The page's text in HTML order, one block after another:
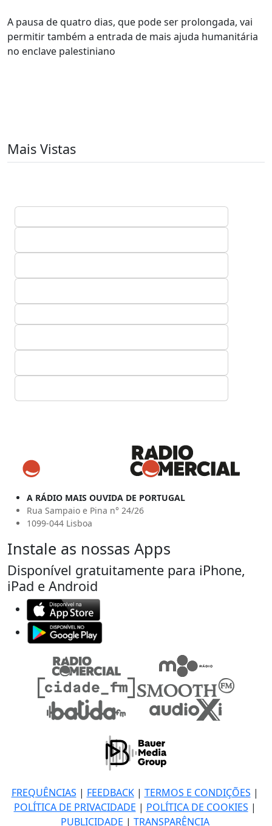
A pausa de quatro dias, que pode ser prolongada, vai
permitir também a entrada de mais ajuda humanitária
no enclave palestiniano
Mais Vistas
A RÁDIO MAIS OUVIDA DE PORTUGAL
Rua Sampaio e Pina n° 24/26
1099-044 Lisboa
Instale as nossas Apps
Disponível gratuitamente para iPhone,
iPad e Android
FREQUÊNCIAS | FEEDBACK| TERMOS E CONDIÇÕES |
POLÍTICA DE PRIVACIDADE | POLÍTICA DE COOKIES |
PUBLICIDADE | TRANSPARÊNCIA